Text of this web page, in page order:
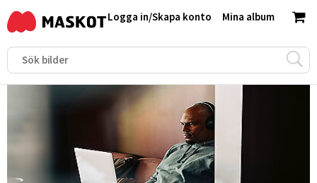
Mina album
Logga in/Skapa konto